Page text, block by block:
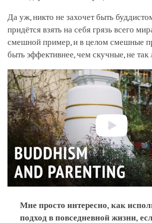
Да уж, никто не захочет быть
придётся взять на себя грязь всего
смешной пример, и в целом смешные
быть эффективнее, чем скучные, не так
Мне просто интересно, как
подход в повседневной жизни,